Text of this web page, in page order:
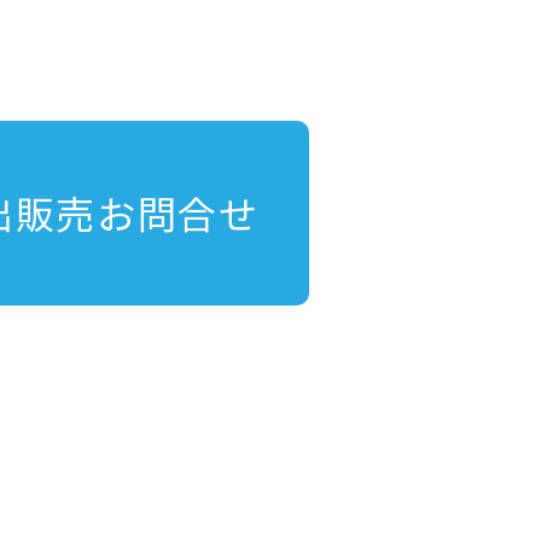
販売お問合せ